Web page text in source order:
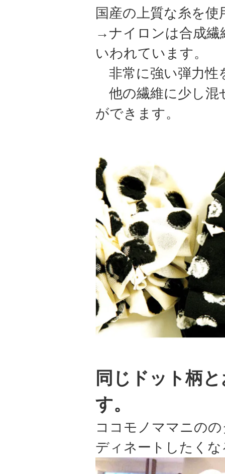
国産の上質な糸を
→ナイロンは合成繊
いわれています。
非常に強い弾力
他の繊維に少し混
ができます。
同じドット柄
す。
ココモノママニの
ディネートしたくな